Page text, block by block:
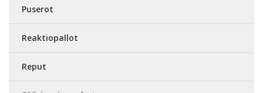
Puserot
Reaktiopallot
Reput